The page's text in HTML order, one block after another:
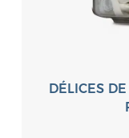
DÉLICES